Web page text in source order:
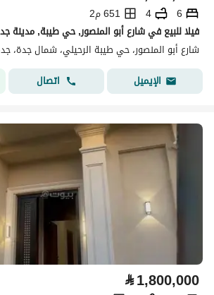
6
4
651 م2
فيلا للبيع في شارع أبو المنصور, حي طيبة, مدينة
شارع أبو المنصور، حي طيبة الرحيلي، شمال جدة،
الإيميل
اتصال
⃁1,800,000